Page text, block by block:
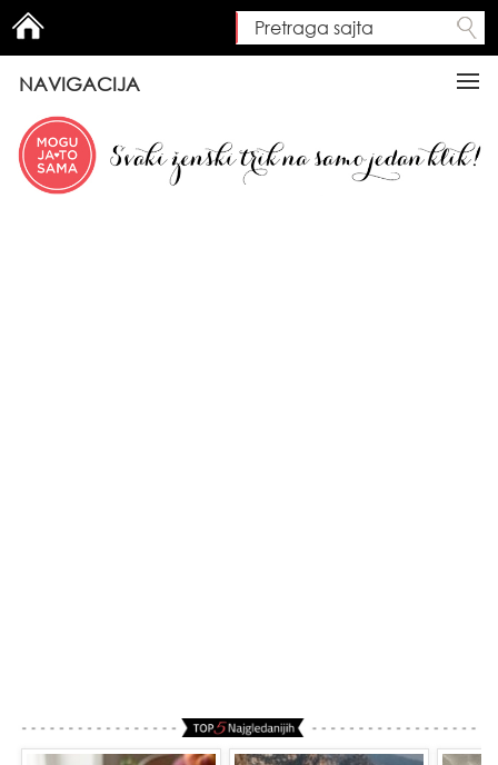
Search form
Pretraga sajta
NAVIGACIJA